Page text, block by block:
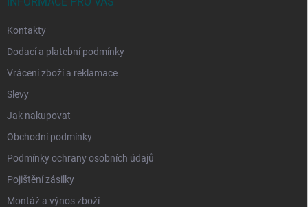
Kontakty
Dodací a platební podmínky
Vrácení zboží a reklamace
Slevy
Jak nakupovat
Obchodní podmínky
Podmínky ochrany osobních údajů
Pojištění zásilky
Montáž a výnos zboží